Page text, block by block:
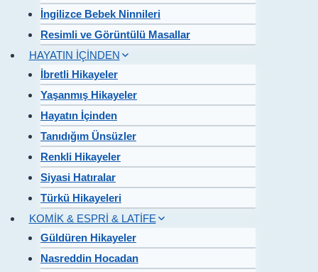
İngilizce Bebek Ninnileri
Resimli ve Görüntülü Masallar
HAYATIN İÇİNDEN
İbretli Hikayeler
Yaşanmış Hikayeler
Hayatın İçinden
Tanıdığım Ünsüzler
Renkli Hikayeler
Siyasi Hatıralar
Türkü Hikayeleri
KOMİK & ESPRİ & LATİFE
Güldüren Hikayeler
Nasreddin Hocadan